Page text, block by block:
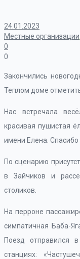
24.01.2023
Местные организации,
0
0
Закончились
Теплом доме
Нас встречала
красивая пушистая
имени Елена.
По сценарию
в Зайчиков и
столиков.
На перроне
симпатичная Баба-
Поезд отправился
станциях: